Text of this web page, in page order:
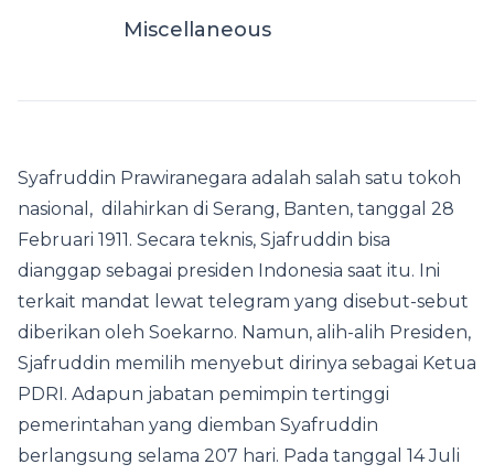
Miscellaneous
Syafruddin Prawiranegara adalah salah satu tokoh
nasional, dilahirkan di Serang, Banten, tanggal 28
Februari 1911. Secara teknis, Sjafruddin bisa
dianggap sebagai presiden Indonesia saat itu. Ini
terkait mandat lewat telegram yang disebut-sebut
diberikan oleh Soekarno. Namun, alih-alih Presiden,
Sjafruddin memilih menyebut dirinya sebagai Ketua
PDRI. Adapun jabatan pemimpin tertinggi
pemerintahan yang diemban Syafruddin
berlangsung selama 207 hari. Pada tanggal 14 Juli